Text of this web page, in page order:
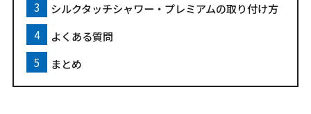
シルクタッチシャワー・プレミアムの取り付け方
よくある質問
まとめ